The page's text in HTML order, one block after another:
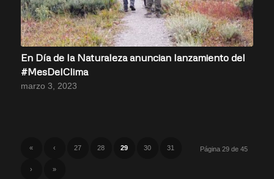
En Día de la Naturaleza anuncian lanzamiento del
#MesDelClima
marzo 3, 2023
Página 29 de 45
« ‹ 27 28 29 30 31
› »